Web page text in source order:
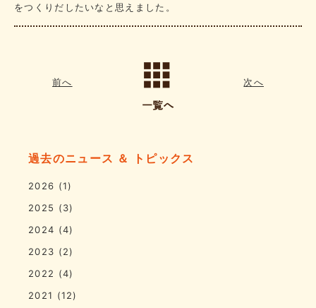
をつくりだしたいなと思えました。
前へ 次へ
過去のニュース ＆ トピックス
2026 (1)
2025 (3)
2024 (4)
2023 (2)
2022 (4)
2021 (12)